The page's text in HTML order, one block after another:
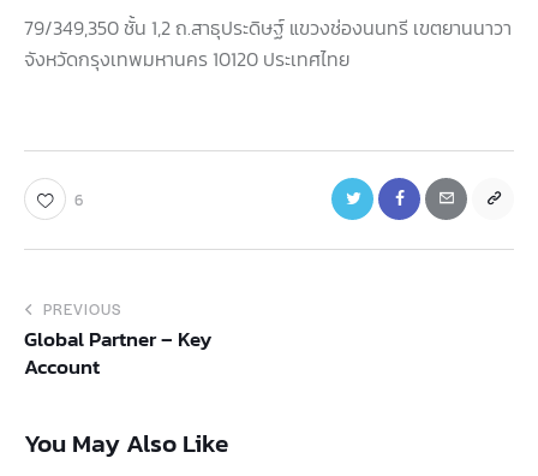
79/349,350 ชั้น 1,2 ถ.สาธุประดิษฐ์ แขวงช่องนนทรี เขตยานนาวา
จังหวัดกรุงเทพมหานคร 10120 ประเทศไทย
6
PREVIOUS
Global Partner – Key
Account
You May Also Like